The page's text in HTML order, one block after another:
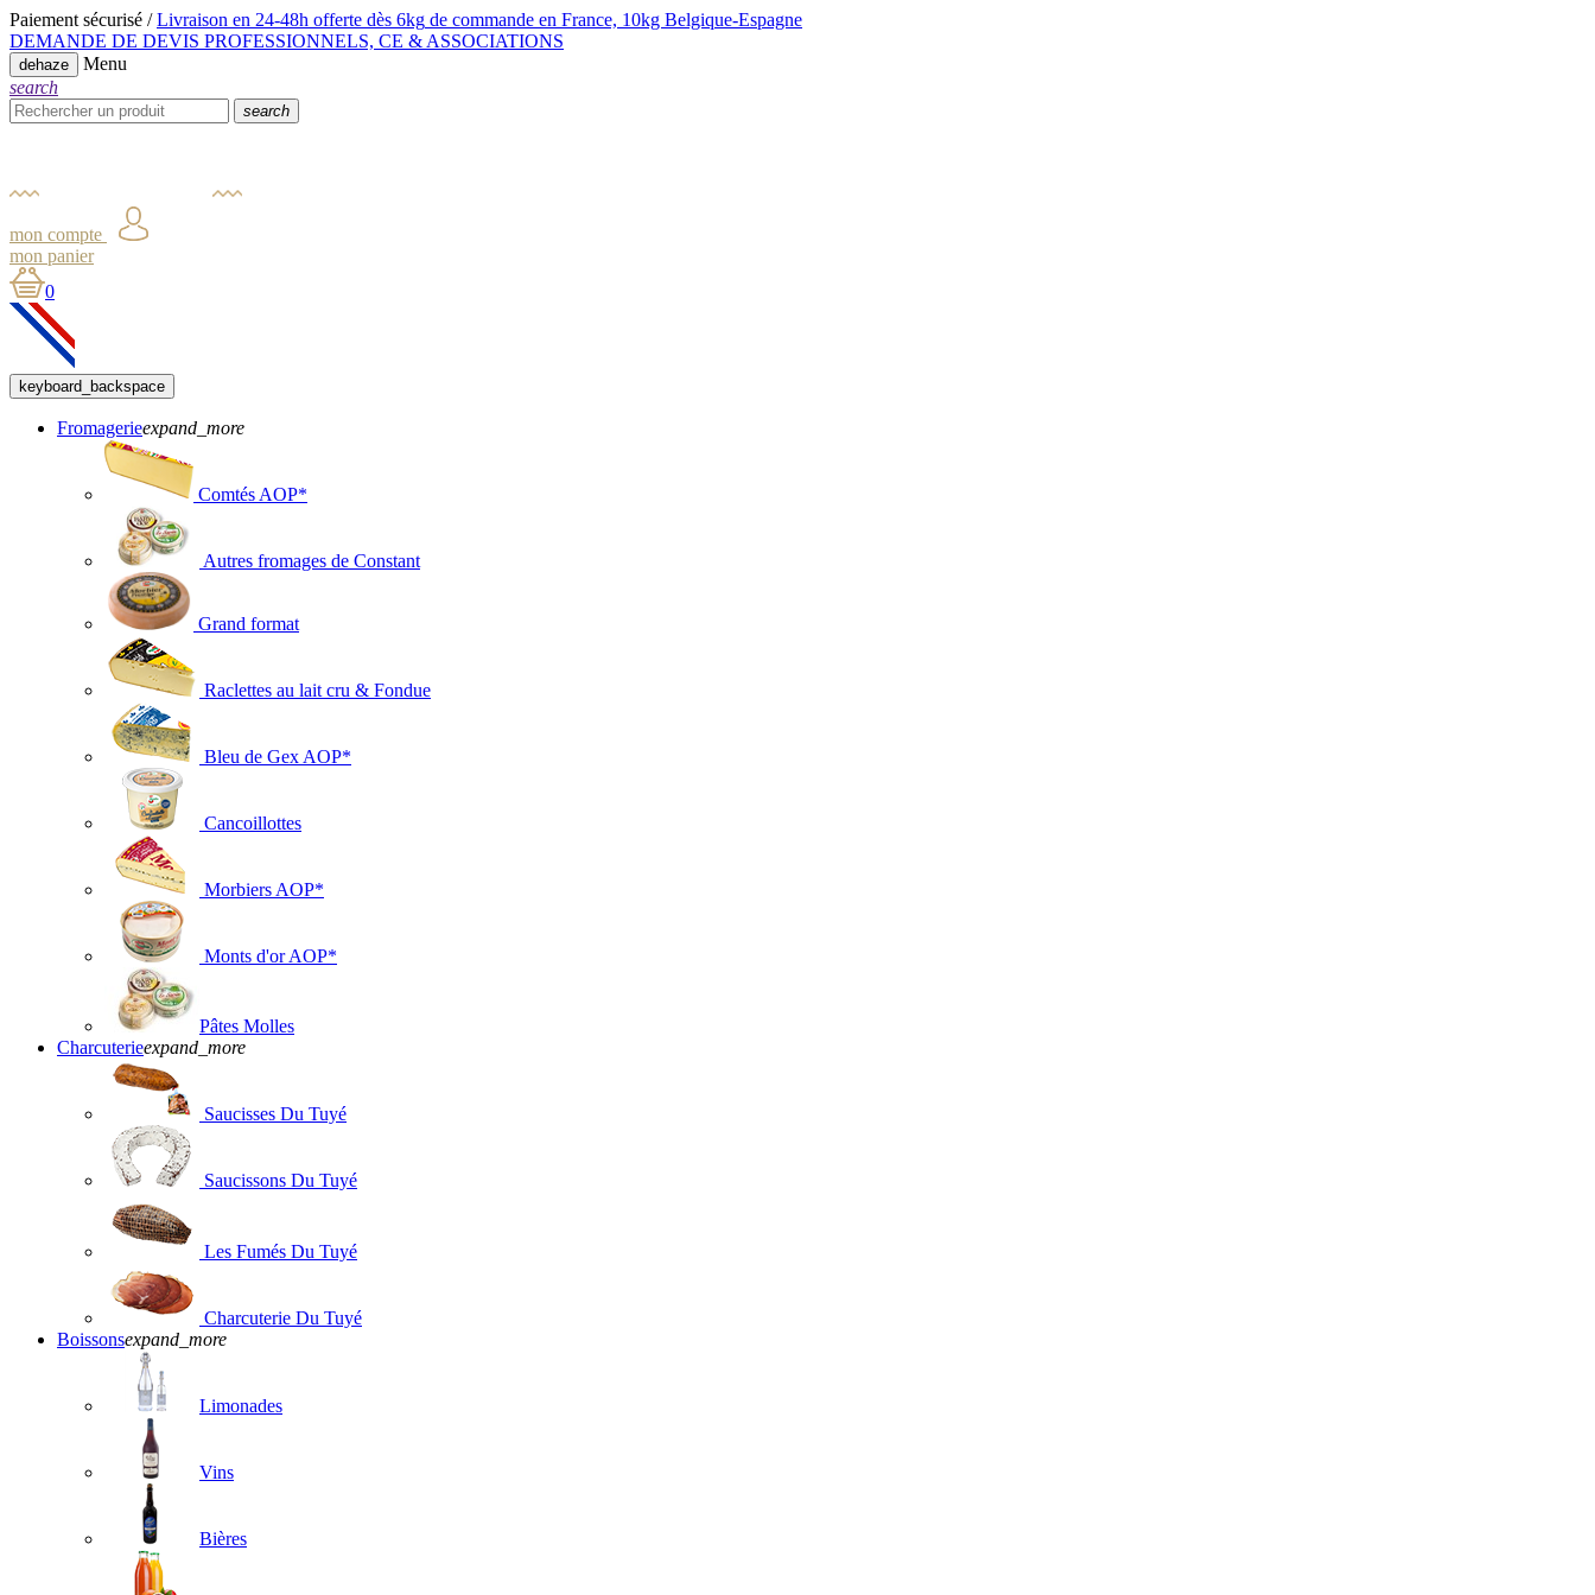
Paiement sécurisé / Livraison en 24-48h offerte dès 6kg de commande en France, 10kg Belgique-Espagne
DEMANDE DE DEVIS PROFESSIONNELS, CE & ASSOCIATIONS
dehaze
Menu
search
search
mon compte
mon panier
0
keyboard_backspace
Fromagerieexpand_more
Comtés AOP*
Autres fromages de Constant
Grand format
Raclettes au lait cru & Fondue
Bleu de Gex AOP*
Cancoillottes
Morbiers AOP*
Monts d'or AOP*
Pâtes Molles
Charcuterieexpand_more
Saucisses Du Tuyé
Saucissons Du Tuyé
Les Fumés Du Tuyé
Charcuterie Du Tuyé
Boissonsexpand_more
Limonades
Vins
Bières